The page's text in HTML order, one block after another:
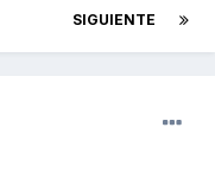
SIGUIENTE